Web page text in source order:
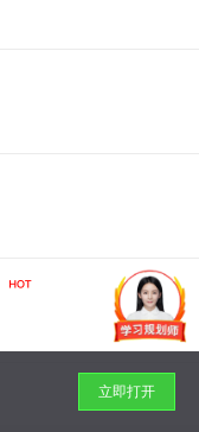
立即打开